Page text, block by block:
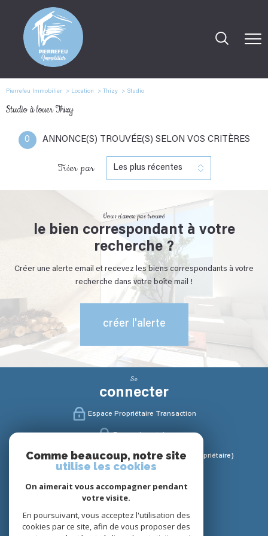
Pierrefeu Immobilier Location Thizy Studio
Studio à louer Thizy
0 ANNONCE(S) TROUVÉE(S) SELON VOS CRITÈRES
Trier par Les plus récentes
Vous n'avez pas trouvé
le bien correspondant à votre
recherche ?
Créer une alerte email et recevez les biens correspondants à votre
recherche dans votre boîte mail !
créer l'alerte
Se
connecter
Espace Propriétaire Transaction
Espace Locataire
Espace Gestion / Syndic (Propriétaire / Copropriétaire)
suivre
Comme beaucoup, notre site
utilise les cookies
On aimerait vous accompagner pendant
votre visite.
En poursuivant, vous acceptez l'utilisation des
cookies par ce site, afin de vous proposer des